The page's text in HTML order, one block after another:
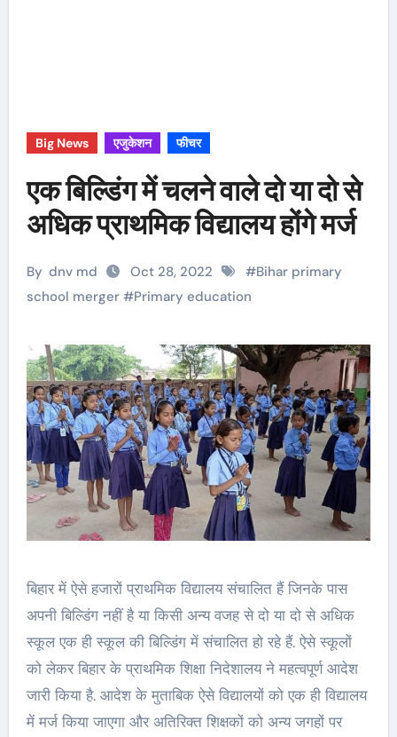
Big News एजुकेशन फीचर
एक बिल्डिंग में चलने वाले दो या दो से
अधिक प्राथमिक विद्यालय होंगे मर्ज
By dnv md Oct 28, 2022 #Bihar primary
school merger#Primary education
बिहार में ऐसे हजारों प्राथमिक विद्यालय संचालित हैं जिनके पास
अपनी बिल्डिंग नहीं है या किसी अन्य वजह से दो या दो से अधिक
स्कूल एक ही स्कूल की बिल्डिंग में संचालित हो रहे हैं. ऐसे स्कूलों
को लेकर बिहार के प्राथमिक शिक्षा निदेशालय ने महत्वपूर्ण आदेश
जारी किया है. आदेश के मुताबिक ऐसे विद्यालयों को एक ही विद्यालय
में मर्ज किया जाएगा और अतिरिक्त शिक्षकों को अन्य जगहों पर